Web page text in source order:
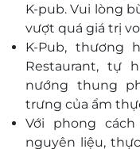
Lô S10, Tầng 2
Canary, Số 1 Đại lộ
Dương
K-pub. Vui lòng
vượt quá giá trị
K-Pub, thương
Restaurant, tự
nướng thung
trưng của ẩm
Với phong
nguyên liệu,